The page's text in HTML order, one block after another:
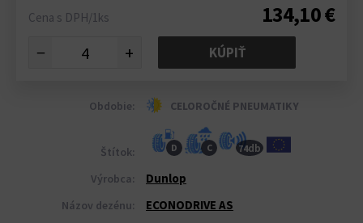
Cena s DPH/1ks 134,10 €
− + KÚPIŤ
Obdobie: CELOROČNÉ PNEUMATIKY
Štítok: D C 74db
Výrobca: Dunlop
Názov dezénu: ECONODRIVE AS